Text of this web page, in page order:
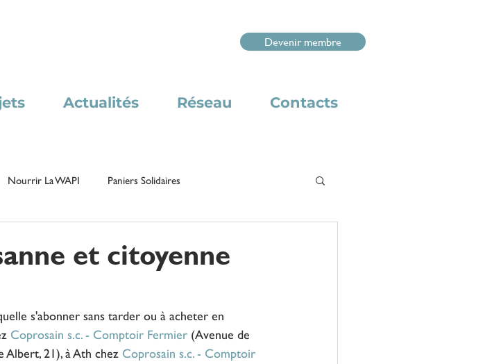
Devenir membre
Actualités Réseau Contacts
Nourrir La WAPI Paniers Solidaires
et citoyenne
s'abonner sans tarder ou à acheter en
Coprosain s.c. - Comptoir Fermier (Avenue de
Albert, 21), à Ath chez Coprosain s.c. - Comptoir